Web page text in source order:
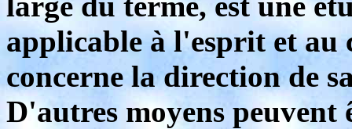
applicable à l'esprit et au
concerne la direction de
D'autres moyens